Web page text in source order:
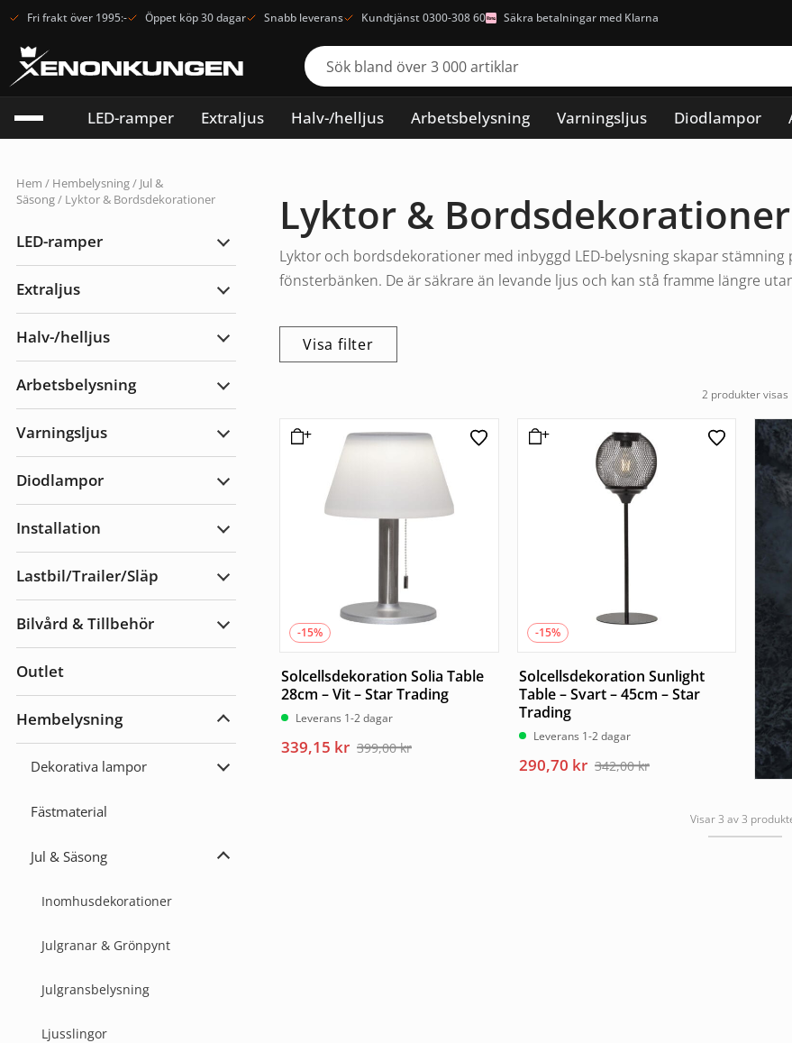
Fri frakt över 1995:- Öppet köp 30 dagar Snabb leverans Kundtjänst 0300-308 60 Säkra betalningar med Klarna
LED-ramper Extraljus Halv-/helljus Arbetsbelysning Varningsljus Diodlampor
Hem / Hembelysning/ Jul &
Säsong/ Lyktor & Bordsdekorationer
LED-ramper
Expandera
Extraljus
Expandera
Halv-/helljus
Expandera
Arbetsbelysning
Expandera
Varningsljus
Expandera
Diodlampor
Expandera
Installation
Expandera
Lastbil/Trailer/Släp
Expandera
Bilvård & Tillbehör
Expandera
Outlet
Hembelysning
Expandera
Dekorativa lampor
Expandera
Fästmaterial
Jul & Säsong
Expandera
Inomhusdekorationer
Julgranar & Grönpynt
Julgransbelysning
Ljusslingor
Lyktor & Bordsdekorationer
Lyktor och bordsdekorationer med inbyggd LED-belysning skapar
fönsterbänken. De är säkrare än levande ljus och kan stå framme längre
Visa filter
2 produkter visas
-15%
Solcellsdekoration Solia Table
28cm – Vit – Star Trading
Leverans 1-2 dagar
399,00kr
Det
339,15 kr
Det
-15%
Solcellsdekoration Sunlight
Table – Svart – 45cm – Star
Trading
Leverans 1-2 dagar
342,00kr
Det
290,70 kr
Det
Visar 3 av 3